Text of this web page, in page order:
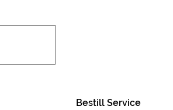
Bestill Service